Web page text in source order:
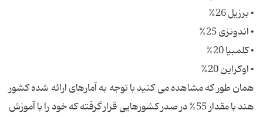
• برزیل 26%
• اندونزی 25%
• کلمبیا 20%
• اوکراین 20%
همان طور که مشاهده می کنید با توجه به آمارهای ارائه شده کشور
هند با مقدار 55% در صدر کشورهایی قرار گرفته که خود را با آموزش